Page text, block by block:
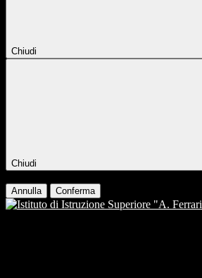
Chiudi
Chiudi
Annulla Conferma